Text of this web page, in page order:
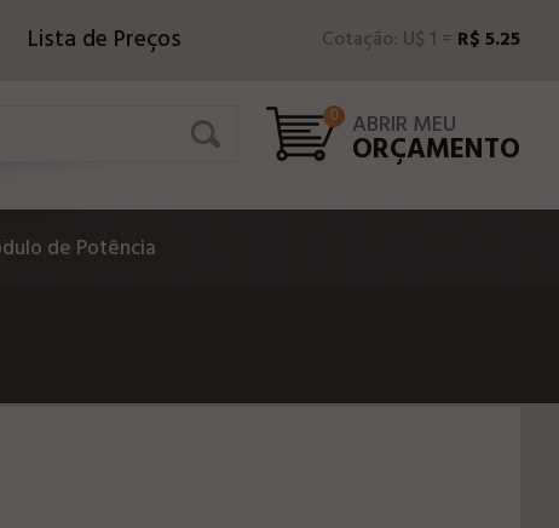
Lista de Preços Cotação: U$ 1 = R$ 5.25
0 ABRIR MEU
ORÇAMENTO
de Potência